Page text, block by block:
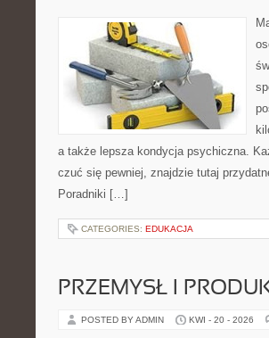
a także lepsza kondycja psychiczna.
czuć się pewniej, znajdzie tutaj
Poradniki […]
CATEGORIES: EDUKACJA
PRZEMYSŁ I
POSTED BY ADMIN KWI - 20 - 2026